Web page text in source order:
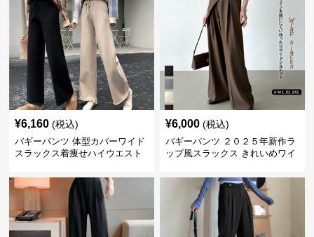
¥6,160 (税込)
バギーパンツ 体型カバーワイド
スラックス着痩せハイウエスト
¥6,000 (税込)
バギーパンツ ２０２５年新作ラ
ップ風スラックス きれいめワイ